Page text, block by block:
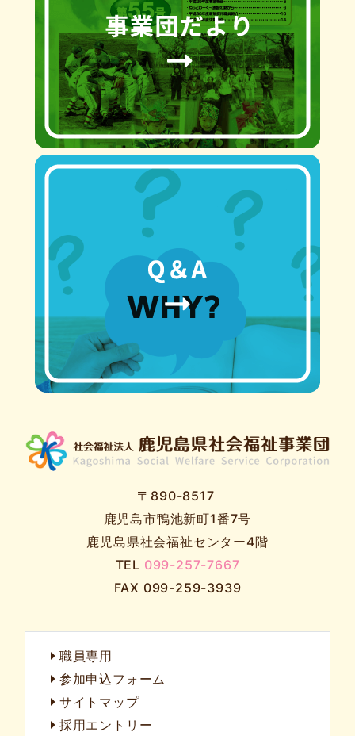
〒890-8517
鹿児島市鴨池新町1番7号
鹿児島県社会福祉センター4階
TEL 099-257-7667
FAX 099-259-3939
職員専用
参加申込フォーム
サイトマップ
採用エントリー